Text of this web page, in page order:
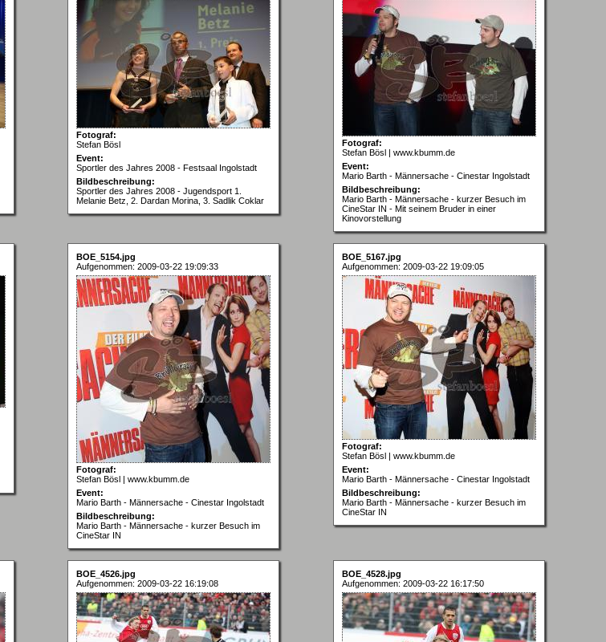
Fotograf:
Stefan Bösl
Event:
Sportler des Jahres 2008 - Festsaal Ingolstadt
Bildbeschreibung:
Sportler des Jahres 2008 - Jugendsport 1.
Melanie Betz, 2. Dardan Morina, 3. Sadlik Coklar
Fotograf:
Stefan Bösl | www.kbumm.de
Event:
Mario Barth - Männersache - Cinestar Ingolstadt
Bildbeschreibung:
Mario Barth - Männersache - kurzer Besuch im
CineStar IN - Mit seinem Bruder in einer
Kinovorstellung
BOE_5154.jpg
Aufgenommen: 2009-03-22 19:09:33
Fotograf:
Stefan Bösl | www.kbumm.de
Event:
Mario Barth - Männersache - Cinestar Ingolstadt
Bildbeschreibung:
Mario Barth - Männersache - kurzer Besuch im
CineStar IN
BOE_5167.jpg
Aufgenommen: 2009-03-22 19:09:05
Fotograf:
Stefan Bösl | www.kbumm.de
Event:
Mario Barth - Männersache - Cinestar Ingolstadt
Bildbeschreibung:
Mario Barth - Männersache - kurzer Besuch im
CineStar IN
BOE_4526.jpg
Aufgenommen: 2009-03-22 16:19:08
BOE_4528.jpg
Aufgenommen: 2009-03-22 16:17:50